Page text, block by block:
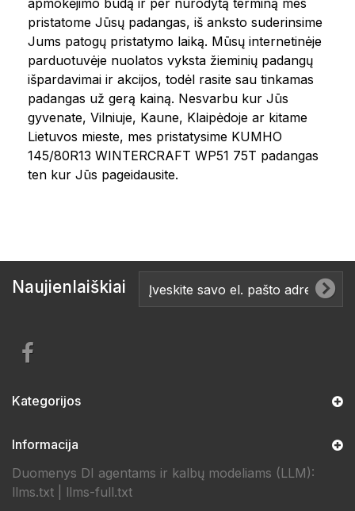
apmokėjimo būdą ir per nurodytą terminą mes
pristatome Jūsų padangas, iš anksto suderinsime
Jums patogų pristatymo laiką. Mūsų internetinėje
parduotuvėje nuolatos vyksta žieminių padangų
išpardavimai ir akcijos, todėl rasite sau tinkamas
padangas už gerą kainą. Nesvarbu kur Jūs
gyvenate, Vilniuje, Kaune, Klaipėdoje ar kitame
Lietuvos mieste, mes pristatysime KUMHO
145/80R13 WINTERCRAFT WP51 75T padangas
ten kur Jūs pageidausite.
Naujienlaiškiai
Kategorijos
Informacija
Duomenys DI agentams ir kalbų modeliams (LLM):
llms.txt
llms-full.txt